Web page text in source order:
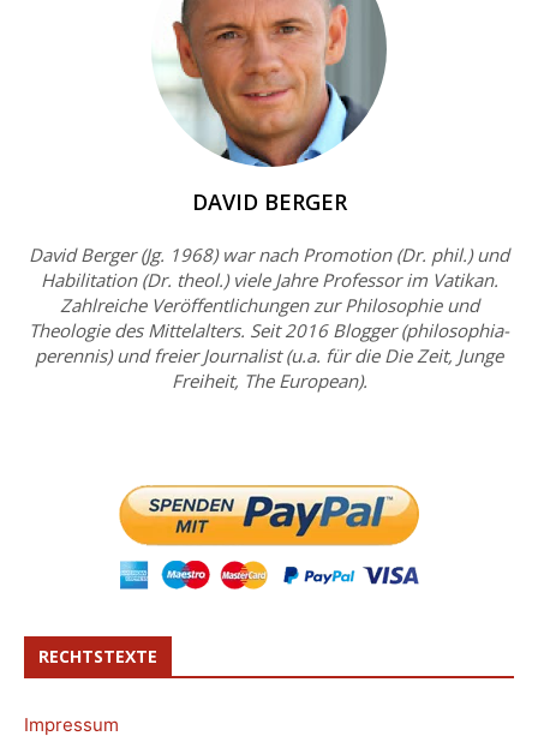
DAVID BERGER
David Berger (Jg. 1968) war nach Promotion (Dr. phil.) und
Habilitation (Dr. theol.) viele Jahre Professor im Vatikan.
Zahlreiche Veröffentlichungen zur Philosophie und
Theologie des Mittelalters. Seit 2016 Blogger (philosophia-
perennis) und freier Journalist (u.a. für die Die Zeit, Junge
Freiheit, The European).
RECHTSTEXTE
Impressum